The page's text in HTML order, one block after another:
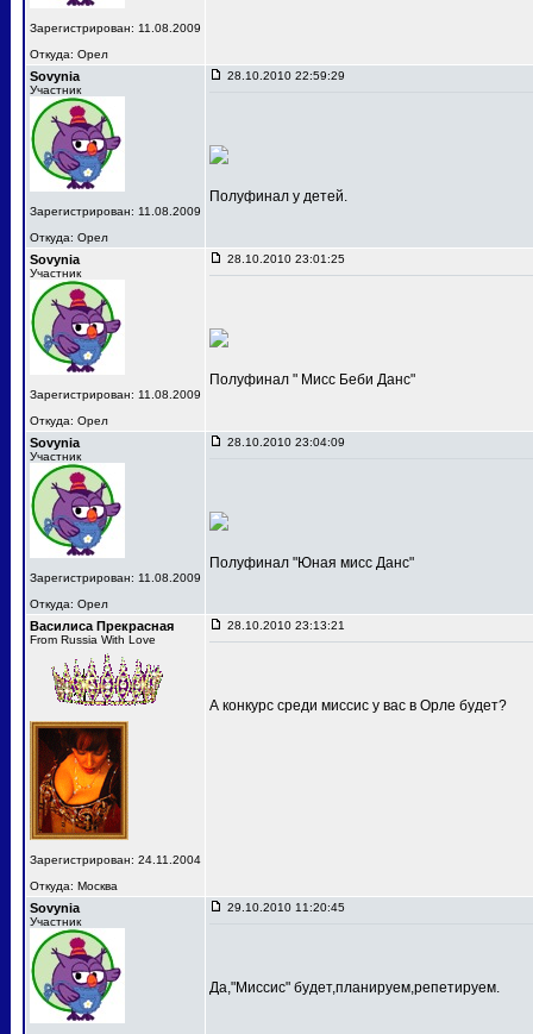
Зарегистрирован: 11.08.2009
Откуда: Орел
Sovynia
Участник
Зарегистрирован: 11.08.2009
Откуда: Орел
28.10.2010 22:59:29
Полуфинал у детей.
Sovynia
Участник
Зарегистрирован: 11.08.2009
Откуда: Орел
28.10.2010 23:01:25
Полуфинал " Мисс Беби Данс"
Sovynia
Участник
Зарегистрирован: 11.08.2009
Откуда: Орел
28.10.2010 23:04:09
Полуфинал "Юная мисс Данс"
Василиса Прекрасная
From Russia With Love
Зарегистрирован: 24.11.2004
Откуда: Москва
28.10.2010 23:13:21
А конкурс среди миссис у вас в Орле будет?
Sovynia
Участник
29.10.2010 11:20:45
Да,"Миссис" будет,планируем,репетируем.